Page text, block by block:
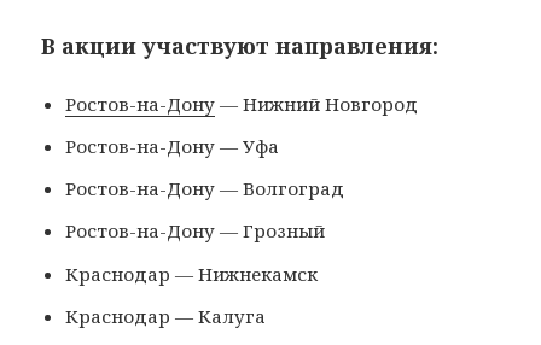
В акции участвуют направления:
Ростов-на-Дону — Нижний Новгород
Ростов-на-Дону — Уфа
Ростов-на-Дону — Волгоград
Ростов-на-Дону — Грозный
Краснодар — Нижнекамск
Краснодар — Калуга